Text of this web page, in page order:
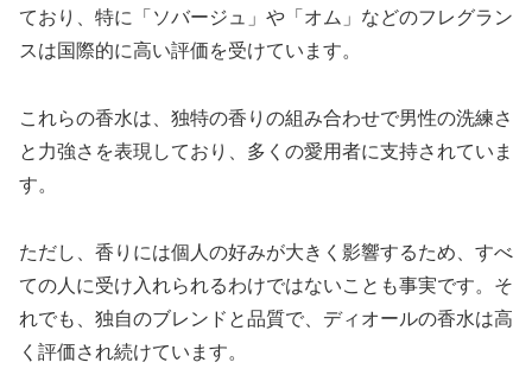
ており、特に「ソバージュ」や「オム」などのフレグラン
スは国際的に高い評価を受けています。
これらの香水は、独特の香りの組み合わせで男性の洗練さ
と力強さを表現しており、多くの愛用者に支持されていま
す。
ただし、香りには個人の好みが大きく影響するため、すべ
ての人に受け入れられるわけではないことも事実です。そ
れでも、独自のブレンドと品質で、ディオールの香水は高
く評価され続けています。